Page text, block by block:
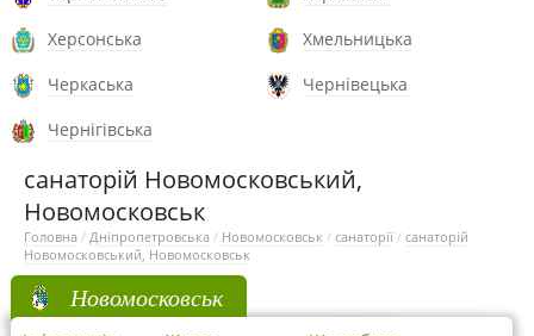
Херсонська
Хмельницька
Черкаська
Чернівецька
Чернігівська
санаторій Новомосковський,
Новомосковськ
Головна / Дніпропетровська / Новомосковськ / санаторії / санаторій
Новомосковський, Новомосковськ
Новомосковськ